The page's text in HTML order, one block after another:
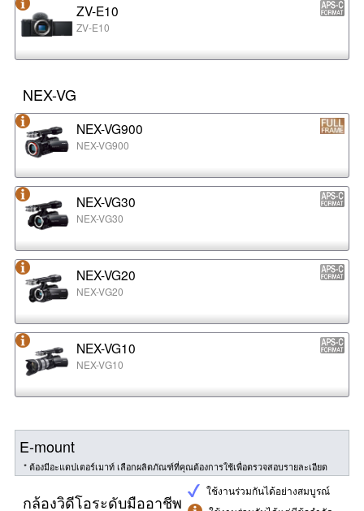
ZV-E10
ZV-E10
NEX-VG
NEX-VG900
NEX-VG900
NEX-VG30
NEX-VG30
NEX-VG20
NEX-VG20
NEX-VG10
NEX-VG10
E-mount
* ต้องมีอะแดปเตอร์เมาท์ เลือกผลิตภัณฑ์ที่คุณต้องการใช้เพื่อตรวจสอบรายละเอียด
ใช้งานร่วมกันได้อย่างสมบูรณ์
กล้องวิดีโอระดับมืออาชีพ